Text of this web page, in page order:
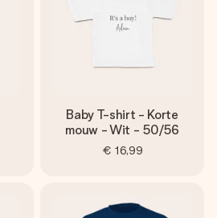
Baby T-shirt - Korte
mouw - Wit - 50/56
€ 16,99